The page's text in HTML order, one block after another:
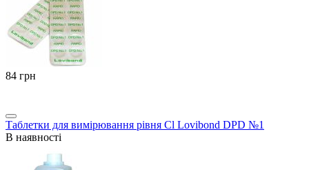
‍84‍ грн
Таблетки для вимірювання рівня Cl Lovibond DPD №1
В наявності